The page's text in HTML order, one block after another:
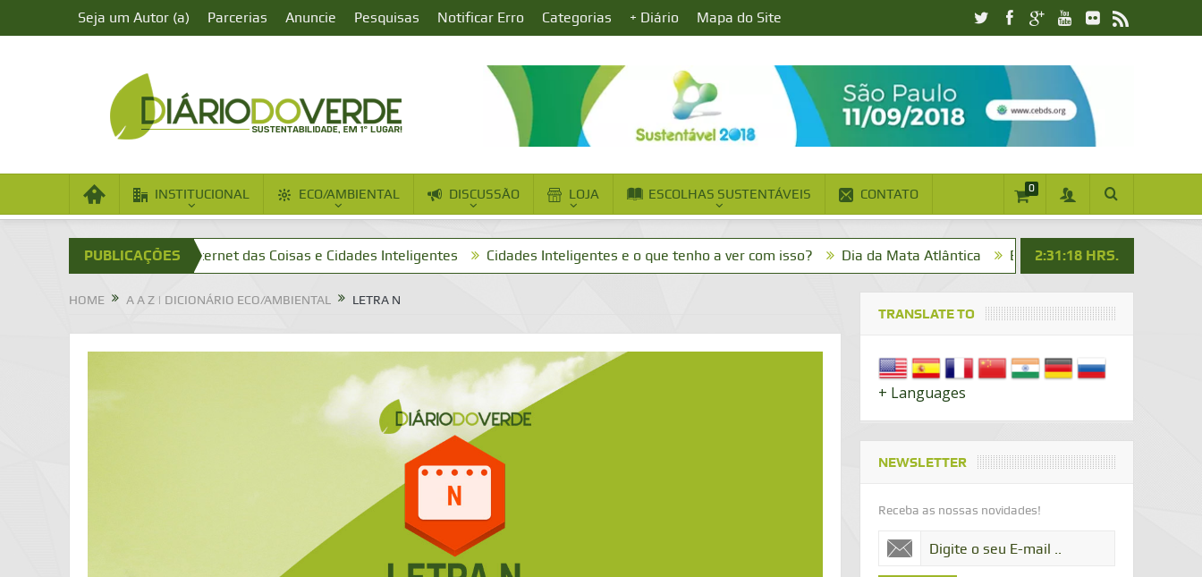
Seja um Autor (a) Parcerias Anuncie Pesquisas Notificar Erro Categorias + Diário Mapa do Site
INSTITUCIONAL ECO/AMBIENTAL DISCUSSÃO LOJA ESCOLHAS SUSTENTÁVEIS CONTATO 0
PUBLICAÇÕES
Internet das Coisas e Cidades Inteligentes Cidades Inteligentes e o que tenho a ver com isso? Dia da Mata Atlântica Bom dia! Vai um cafezinho?
2:31:20 HRS.
HOME A A Z | DICIONÁRIO ECO/AMBIENTAL LETRA N
TRANSLATE TO
+ Languages
NEWSLETTER
Receba as nossas novidades!